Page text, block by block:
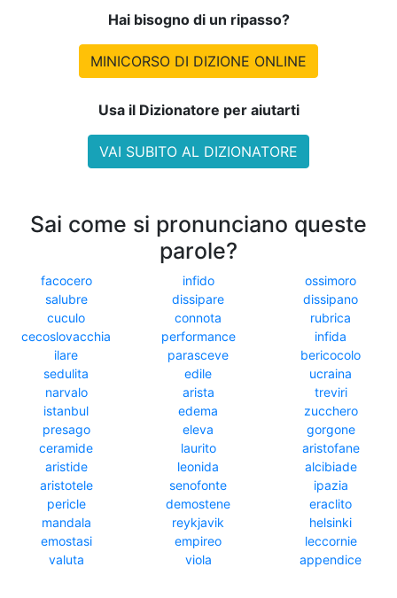
Hai bisogno di un ripasso?
MINICORSO DI DIZIONE ONLINE
Usa il Dizionatore per aiutarti
VAI SUBITO AL DIZIONATORE
Sai come si pronunciano queste
parole?
facocero infido
ossimoro
salubre
dissipare
dissipano
cuculo
connota
rubrica
cecoslovacchia
performance
infida
ilare
parasceve
bericocolo
sedulita
edile
ucraina
narvalo
arista
treviri
istanbul
edema
zucchero
presago
eleva
gorgone
ceramide
laurito
aristofane
aristide
leonida
alcibiade
aristotele
senofonte
ipazia
pericle
demostene
eraclito
mandala
reykjavik
helsinki
emostasi
empireo
leccornie
valuta
viola appendice